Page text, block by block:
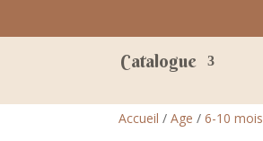
Catalogue
Accueil / Age / 6-10 mois